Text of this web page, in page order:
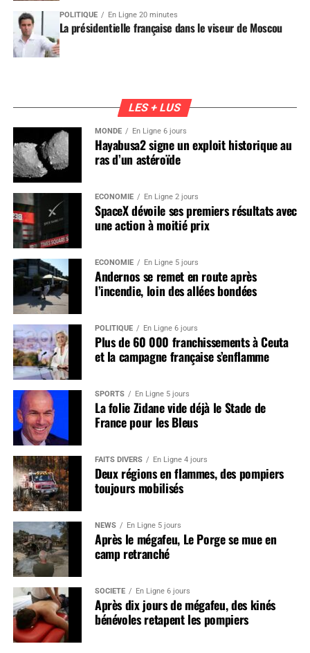
POLITIQUE En Ligne 20 minutes
La présidentielle française dans le viseur de Moscou
LES + LUS
MONDE En Ligne 6 jours
Hayabusa2 signe un exploit historique au
ras d’un astéroïde
ÉCONOMIE En Ligne 2 jours
SpaceX dévoile ses premiers résultats avec
une action à moitié prix
ÉCONOMIE En Ligne 5 jours
Andernos se remet en route après
l’incendie, loin des allées bondées
POLITIQUE En Ligne 6 jours
Plus de 60 000 franchissements à Ceuta
et la campagne française s’enflamme
SPORTS En Ligne 5 jours
La folie Zidane vide déjà le Stade de
France pour les Bleus
FAITS DIVERS En Ligne 4 jours
Deux régions en flammes, des pompiers
toujours mobilisés
NEWS En Ligne 5 jours
Après le mégafeu, Le Porge se mue en
camp retranché
SOCIÉTÉ En Ligne 6 jours
Après dix jours de mégafeu, des kinés
bénévoles retapent les pompiers